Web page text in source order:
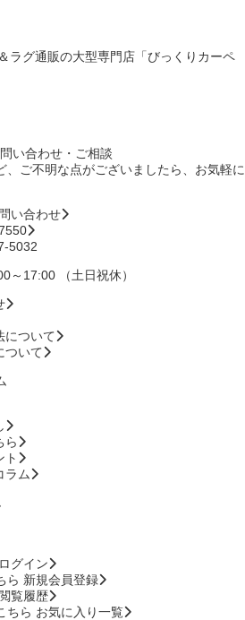
ラグ通販の大型専門店「びっくりカーペ
、ご不明な点がございましたら、お気軽に
い合わせ
5032
～17:00 （土日祝休）
について
ついて
ら
ト
ラム
ログイン
新規会員登録
覧履歴
お気に入り一覧